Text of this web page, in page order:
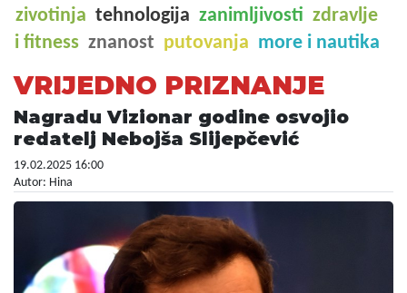
zivotinja tehnologija zanimljivosti zdravlje
i fitness znanost putovanja more i nautika
VRIJEDNO PRIZNANJE
Nagradu Vizionar godine osvojio
redatelj Nebojša Slijepčević
19.02.2025 16:00
Autor: Hina